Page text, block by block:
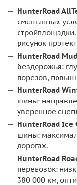
HunterRoad
смешанных
рисунок
HunterRoad
бездорожья:
порезов,
HunterRoad
шины:
уверенное
HunterRoad Ice
шины:
дорогах.
HunterRoad
перевозок:
380 000 км,